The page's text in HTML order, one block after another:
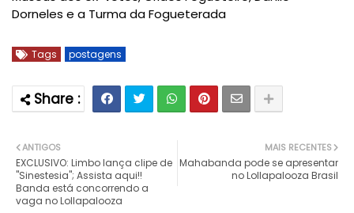
Dorneles e a Turma da Fogueterada
Tags postagens
MAIS RECENTES
Mahabanda pode se apresentar
no Lollapalooza Brasil
ANTIGOS
EXCLUSIVO: Limbo lança clipe de
"Sinestesia"; Assista aqui!!
Banda está concorrendo a
vaga no Lollapalooza